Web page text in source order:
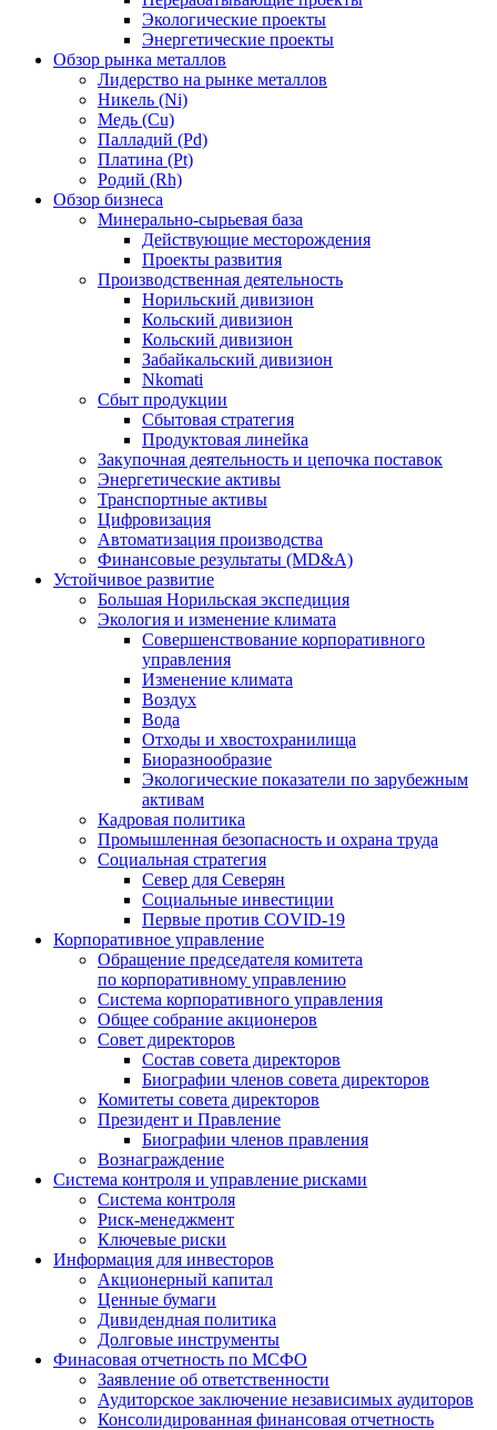
Экологические проекты
Энергетические проекты
Обзор рынка металлов
Лидерство на рынке металлов
Никель (Ni)
Медь (Cu)
Палладий (Pd)
Платина (Pt)
Родий (Rh)
Обзор бизнеса
Минерально-сырьевая база
Действующие месторождения
Проекты развития
Производственная деятельность
Норильский дивизион
Кольский дивизион
Кольский дивизион
Забайкальский дивизион
Nkomati
Сбыт продукции
Сбытовая стратегия
Продуктовая линейка
Закупочная деятельность и цепочка поставок
Энергетические активы
Транспортные активы
Цифровизация
Автоматизация производства
Финансовые результаты (MD&A)
Устойчивое развитие
Большая Норильская экспедиция
Экология и изменение климата
Совершенствование корпоративного
управления
Изменение климата
Воздух
Вода
Отходы и хвостохранилища
Биоразнообразие
Экологические показатели по зарубежным
активам
Кадровая политика
Промышленная безопасность и охрана труда
Социальная стратегия
Север для Северян
Социальные инвестиции
Первые против COVID‑19
Корпоративное управление
Обращение председателя комитета
по корпоративному управлению
Система корпоративного управления
Общее собрание акционеров
Совет директоров
Состав совета директоров
Биографии членов совета директоров
Комитеты совета директоров
Президент и Правление
Биографии членов правления
Вознаграждение
Система контроля и управление рисками
Система контроля
Риск-менеджмент
Ключевые риски
Информация для инвесторов
Акционерный капитал
Ценные бумаги
Дивидендная политика
Долговые инструменты
Финасовая отчетность по МСФО
Заявление об ответственности
Аудиторское заключение независимых аудиторов
Консолидированная финансовая отчетность